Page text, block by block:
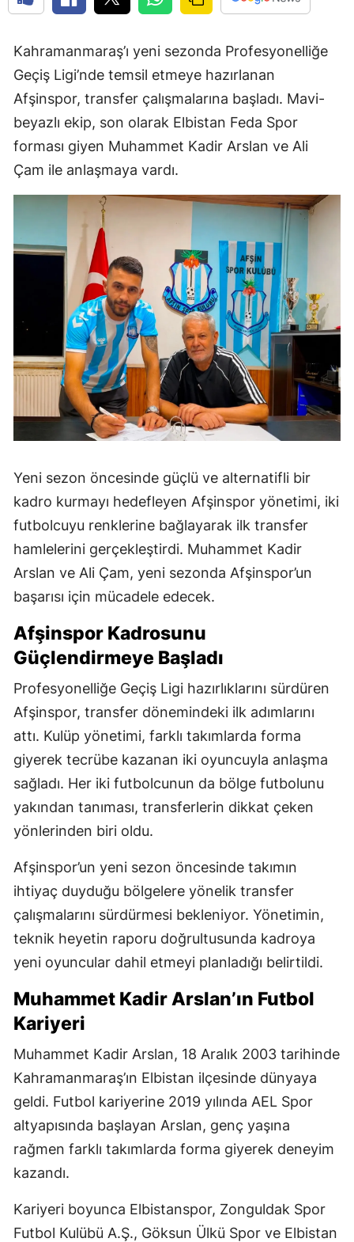
Kahramanmaraş’ı yeni sezonda Profesyonelliğe
Geçiş Ligi’nde temsil etmeye hazırlanan
Afşinspor, transfer çalışmalarına başladı. Mavi-
beyazlı ekip, son olarak Elbistan Feda Spor
forması giyen Muhammet Kadir Arslan ve Ali
Çam ile anlaşmaya vardı.
Yeni sezon öncesinde güçlü ve alternatifli bir
kadro kurmayı hedefleyen Afşinspor yönetimi, iki
futbolcuyu renklerine bağlayarak ilk transfer
hamlelerini gerçekleştirdi. Muhammet Kadir
Arslan ve Ali Çam, yeni sezonda Afşinspor’un
başarısı için mücadele edecek.
Afşinspor Kadrosunu
Güçlendirmeye Başladı
Profesyonelliğe Geçiş Ligi hazırlıklarını sürdüren
Afşinspor, transfer dönemindeki ilk adımlarını
attı. Kulüp yönetimi, farklı takımlarda forma
giyerek tecrübe kazanan iki oyuncuyla anlaşma
sağladı. Her iki futbolcunun da bölge futbolunu
yakından tanıması, transferlerin dikkat çeken
yönlerinden biri oldu.
Afşinspor’un yeni sezon öncesinde takımın
ihtiyaç duyduğu bölgelere yönelik transfer
çalışmalarını sürdürmesi bekleniyor. Yönetimin,
teknik heyetin raporu doğrultusunda kadroya
yeni oyuncular dahil etmeyi planladığı belirtildi.
Muhammet Kadir Arslan’ın Futbol
Kariyeri
Muhammet Kadir Arslan, 18 Aralık 2003 tarihinde
Kahramanmaraş’ın Elbistan ilçesinde dünyaya
geldi. Futbol kariyerine 2019 yılında AEL Spor
altyapısında başlayan Arslan, genç yaşına
rağmen farklı takımlarda forma giyerek deneyim
kazandı.
Kariyeri boyunca Elbistanspor, Zonguldak Spor
Futbol Kulübü A.Ş., Göksun Ülkü Spor ve Elbistan